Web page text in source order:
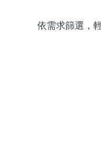
依需求篩選，